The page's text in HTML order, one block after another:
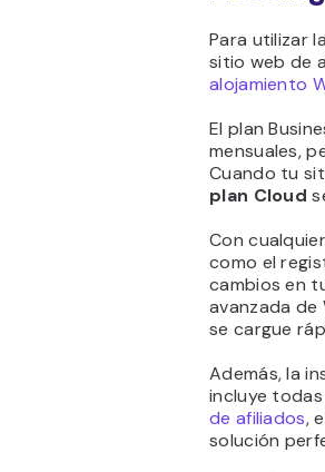
Para utilizar
sitio web de
alojamiento
El plan
mensuales,
Cuando tu
plan Cloud
Con
como el
cambios en
avanzada de
se cargue
Además, la
incluye
de afiliados,
solución